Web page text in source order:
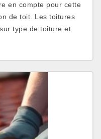
en compte pour cette
de toit. Les toitures
type de toiture et